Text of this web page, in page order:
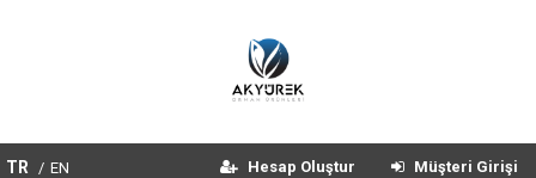
TR / EN Müşteri Girişi
Hesap Oluştur